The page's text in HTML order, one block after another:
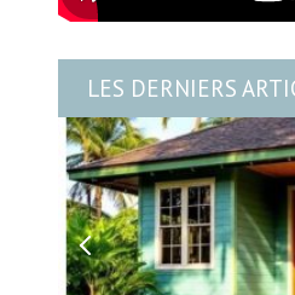
LES DERNIERS